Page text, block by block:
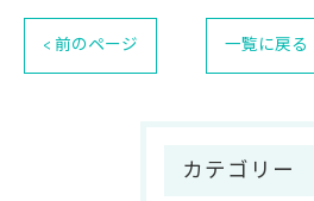
< 前のページ 一覧に戻る
カテゴリー